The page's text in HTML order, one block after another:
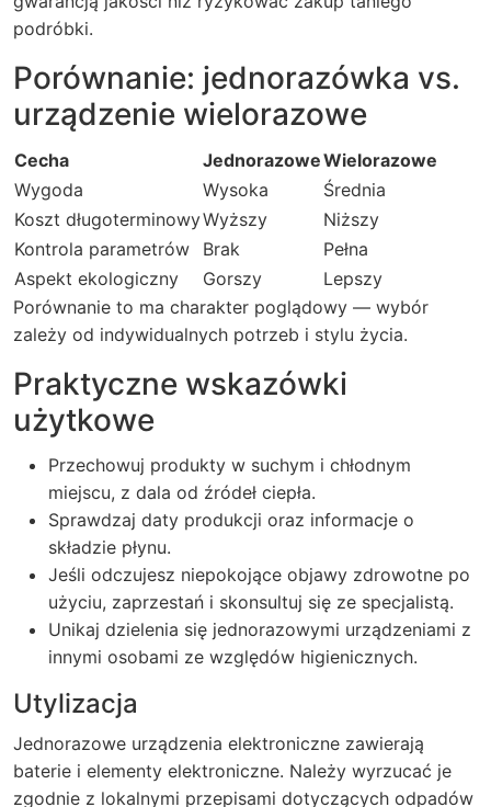
podróbki.
Porównanie: jednorazówka vs.
urządzenie wielorazowe
Cecha JednorazoweWielorazowe
Wygoda
Wysoka
Średnia
Koszt długoterminowyWyższy
Niższy
Kontrola parametrów
Brak
Pełna
Aspekt ekologiczny
Gorszy
Lepszy
Porównanie to ma charakter poglądowy — wybór
zależy od indywidualnych potrzeb i stylu życia.
Praktyczne wskazówki
użytkowe
Przechowuj produkty w suchym i chłodnym
miejscu, z dala od źródeł ciepła.
Sprawdzaj daty produkcji oraz informacje o
składzie płynu.
Jeśli odczujesz niepokojące objawy zdrowotne po
użyciu, zaprzestań i skonsultuj się ze specjalistą.
Unikaj dzielenia się jednorazowymi urządzeniami z
innymi osobami ze względów higienicznych.
Utylizacja
Jednorazowe urządzenia elektroniczne zawierają
baterie i elementy elektroniczne. Należy wyrzucać je
zgodnie z lokalnymi przepisami dotyczących odpadów